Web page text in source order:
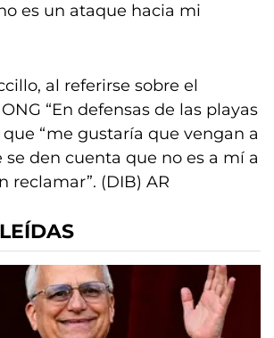
es un ataque hacia mi
al referirse sobre el
“En defensas de las playas
que “me gustaría que vengan a
den cuenta que no es a mí a
reclamar”. (DIB) AR